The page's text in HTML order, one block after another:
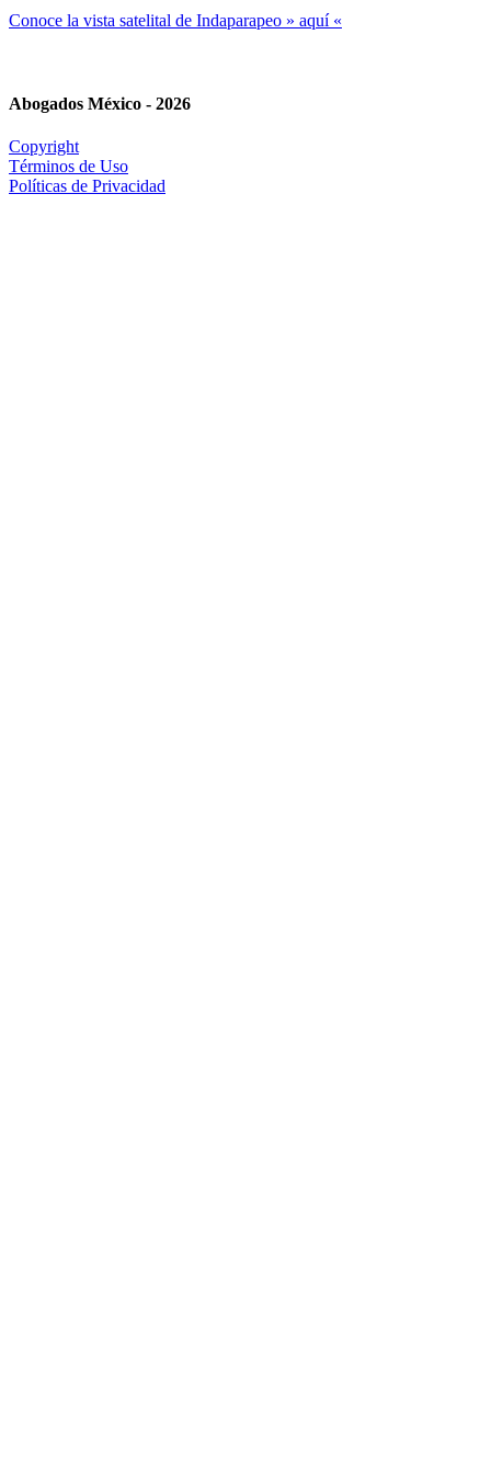
Conoce la vista satelital de Indaparapeo » aquí «
Abogados México - 2026
Copyright
Términos de Uso
Políticas de Privacidad